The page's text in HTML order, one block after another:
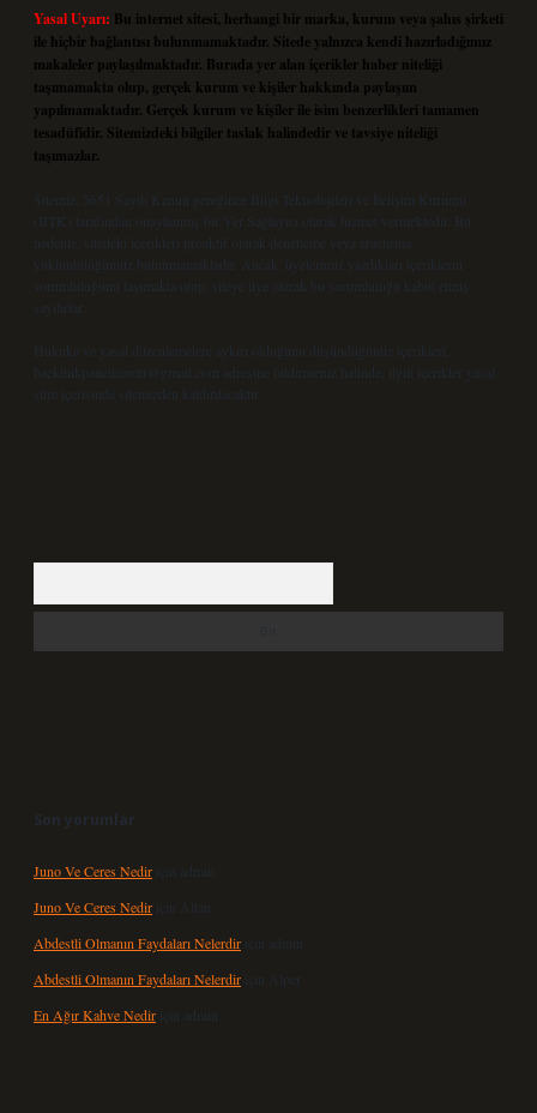
Yasal Uyarı: Bu internet sitesi, herhangi bir marka, kurum veya şahıs şirketi
ile hiçbir bağlantısı bulunmamaktadır. Sitede yalnızca kendi hazırladığımız
makaleler paylaşılmaktadır. Burada yer alan içerikler haber niteliği
taşımamakta olup, gerçek kurum ve kişiler hakkında paylaşım
yapılmamaktadır. Gerçek kurum ve kişiler ile isim benzerlikleri tamamen
tesadüfidir. Sitemizdeki bilgiler taslak halindedir ve tavsiye niteliği
taşımazlar.
Sitemiz, 5651 Sayılı Kanun gereğince Bilgi Teknolojileri ve İletişim Kurumu
(BTK) tarafından onaylanmış bir Yer Sağlayıcı olarak hizmet vermektedir. Bu
nedenle, sitedeki içerikleri proaktif olarak denetleme veya araştırma
yükümlülüğümüz bulunmamaktadır. Ancak, üyelerimiz yazdıkları içeriklerin
sorumluluğunu taşımakta olup, siteye üye olarak bu sorumluluğu kabul etmiş
sayılırlar.
Hukuka ve yasal düzenlemelere aykırı olduğunu düşündüğünüz içerikleri,
backlinkpanelicomtr@gmail.com
adresine bildirmeniz halinde, ilgili içerikler yasal
süre içerisinde sitemizden kaldırılacaktır.
Son yorumlar
Juno Ve Ceres Nedir için
admin
Juno Ve Ceres Nedir için Altan
Abdestli Olmanın Faydaları Nelerdir için
admin
Abdestli Olmanın Faydaları Nelerdir için Alper
En Ağır Kahve Nedir için admin